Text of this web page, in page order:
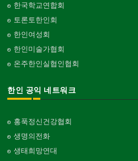
한국학교연합회
토론토한인회
한인여성회
한인미술가협회
온주한인실협인협회
한인 공익 네트워크
홍푹정신건강협회
생명의전화
생태희망연대